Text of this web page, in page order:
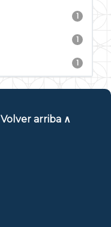
1
1
1
Volver arriba ∧